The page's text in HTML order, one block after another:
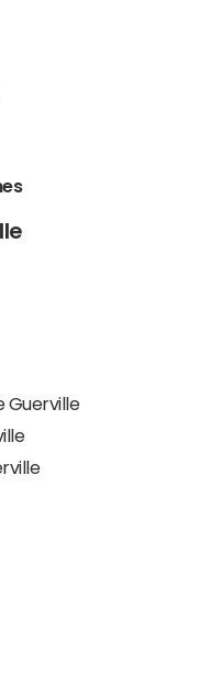
Guerville